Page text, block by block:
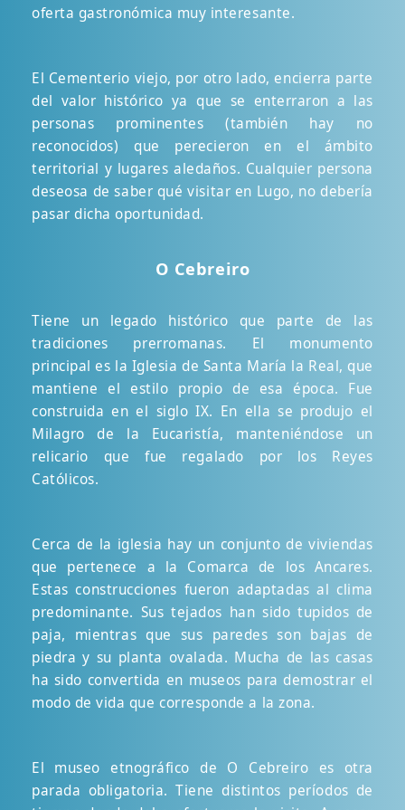
oferta gastronómica muy interesante.
El Cementerio viejo, por otro lado, encierra parte
del valor histórico ya que se enterraron a las
personas prominentes (también hay no
reconocidos) que perecieron en el ámbito
territorial y lugares aledaños. Cualquier persona
deseosa de saber qué visitar en Lugo, no debería
pasar dicha oportunidad.
O Cebreiro
Tiene un legado histórico que parte de las
tradiciones prerromanas. El monumento
principal es la Iglesia de Santa María la Real, que
mantiene el estilo propio de esa época. Fue
construida en el siglo IX. En ella se produjo el
Milagro de la Eucaristía, manteniéndose un
relicario que fue regalado por los Reyes
Católicos.
Cerca de la iglesia hay un conjunto de viviendas
que pertenece a la Comarca de los Ancares.
Estas construcciones fueron adaptadas al clima
predominante. Sus tejados han sido tupidos de
paja, mientras que sus paredes son bajas de
piedra y su planta ovalada. Mucha de las casas
ha sido convertida en museos para demostrar el
modo de vida que corresponde a la zona.
El museo etnográfico de O Cebreiro es otra
parada obligatoria. Tiene distintos períodos de